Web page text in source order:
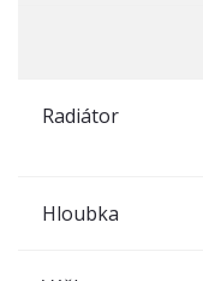
Radiátor
Hloubka